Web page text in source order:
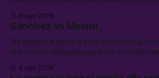
continuerà ad usare i servizi di Palantir, la
La Russa, e la centrale elettrica di Amazon
9 ago 2026
Sánchez vs Meloni
Tra Madrid e Roma è crisi diplomatica,
che non sa spiegare quale sia il rischio
di difesa tra Arabia Saudita, Pakistan e
8 ago 2026